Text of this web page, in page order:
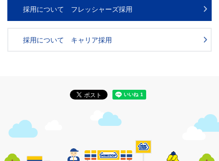
採用について フレッシャーズ採用
採用について キャリア採用